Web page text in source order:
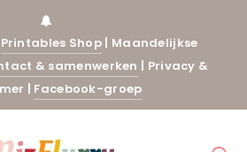
Printables Shop | Maandelijkse
& samenwerken | Privacy &
| Facebook-groep